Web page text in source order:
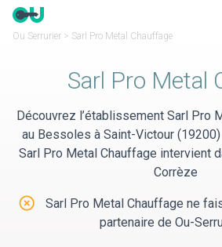
Panneau de gestion des cookies
Ou Serrurier > Sarl Pro Metal Chauffage
Découvrez l’établissement Sarl Pro
au Bessoles à Saint-Victour
Sarl Pro Metal Chauffage intervient
Corrèze
Sarl Pro Metal Chauffage ne
partenaire de Ou-